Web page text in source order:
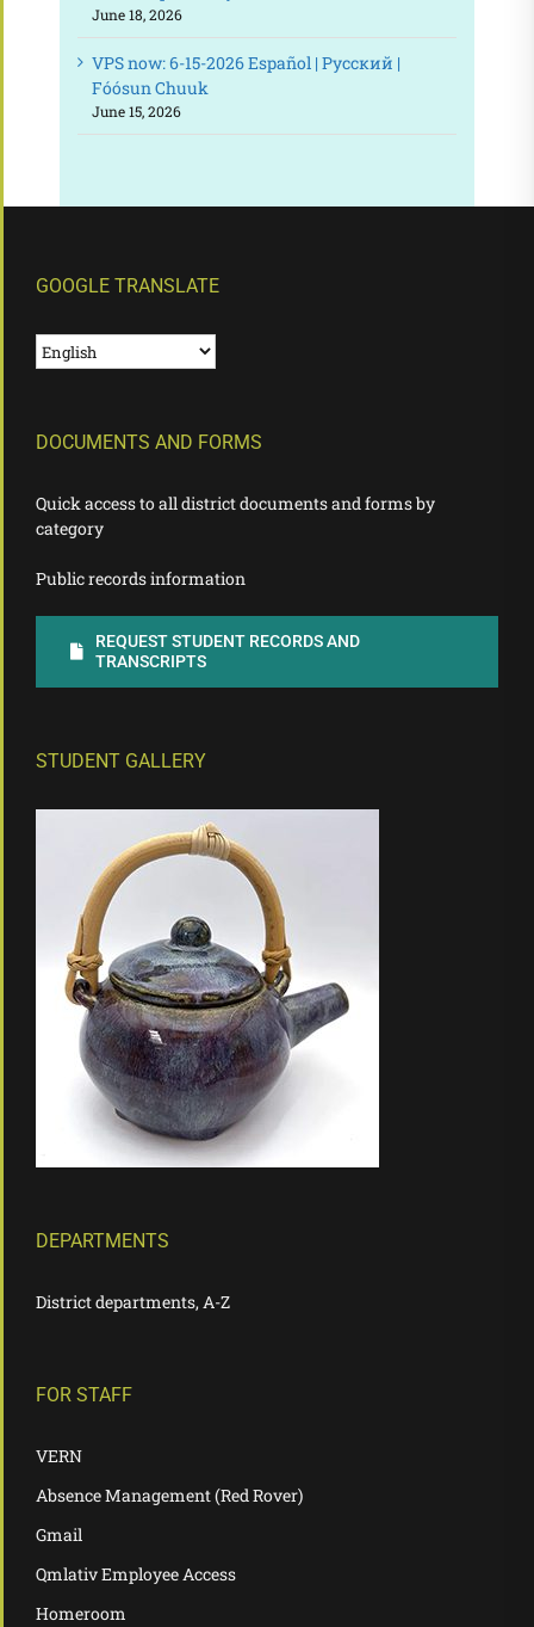
June 18, 2026
VPS now: 6-15-2026 Español | Русский |
Fóósun Chuuk
June 15, 2026
GOOGLE TRANSLATE
DOCUMENTS AND FORMS
Quick access to all district documents and forms by
category
Public records information
REQUEST STUDENT RECORDS AND
TRANSCRIPTS
STUDENT GALLERY
DEPARTMENTS
District departments, A-Z
FOR STAFF
VERN
Absence Management (Red Rover)
Gmail
Qmlativ Employee Access
Homeroom